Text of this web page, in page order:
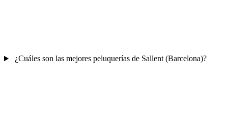
¿Cuáles son las mejores peluquerías de Sallent (Barcelona)?